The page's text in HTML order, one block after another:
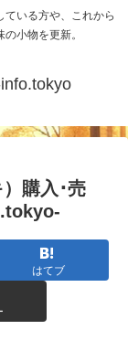
ている方や、これから
小物を更新。
購入･売
はてブ